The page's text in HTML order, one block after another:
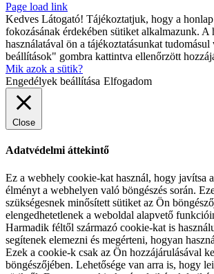
Page load link
Kedves Látogató! Tájékoztatjuk, hogy a
fokozásának érdekében sütiket alkalmazunk. A
használatával ön a tájékoztatásunkat
beállítások" gombra kattintva ellenőrzött
Mik azok a sütik?
Engedélyek beállítása Elfogadom
Close
Adatvédelmi áttekintő
Ez a webhely cookie-kat használ, hogy javítsa
élményt a webhelyen való böngészés során.
szükségesnek minősített sütiket az Ön
elengedhetetlenek a weboldal alapvető
Harmadik féltől származó cookie-kat is
segítenek elemezni és megérteni, hogyan
Ezek a cookie-k csak az Ön hozzájárulásával
böngészőjében. Lehetősége van arra is, hogy